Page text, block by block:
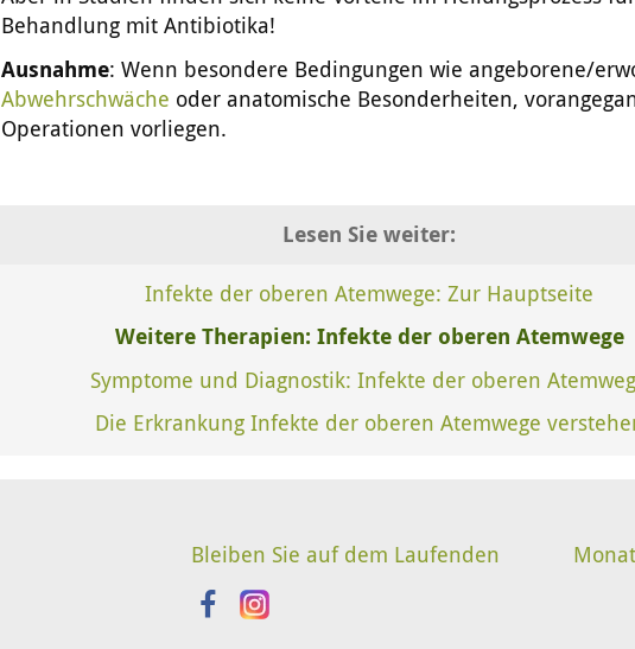
Behandlung mit Antibiotika!
Ausnahme: Wenn besondere Bedingungen wie angeborene/
Abwehrschwäche oder anatomische Besonderheiten,
Operationen vorliegen.
Lesen Sie weiter:
Infekte der oberen Atemwege: Zur Hauptseite
Weitere Therapien: Infekte der oberen Atemwege
Symptome und Diagnostik: Infekte der oberen
Die Erkrankung Infekte der oberen Atemwege
Bleiben Sie auf dem Laufenden